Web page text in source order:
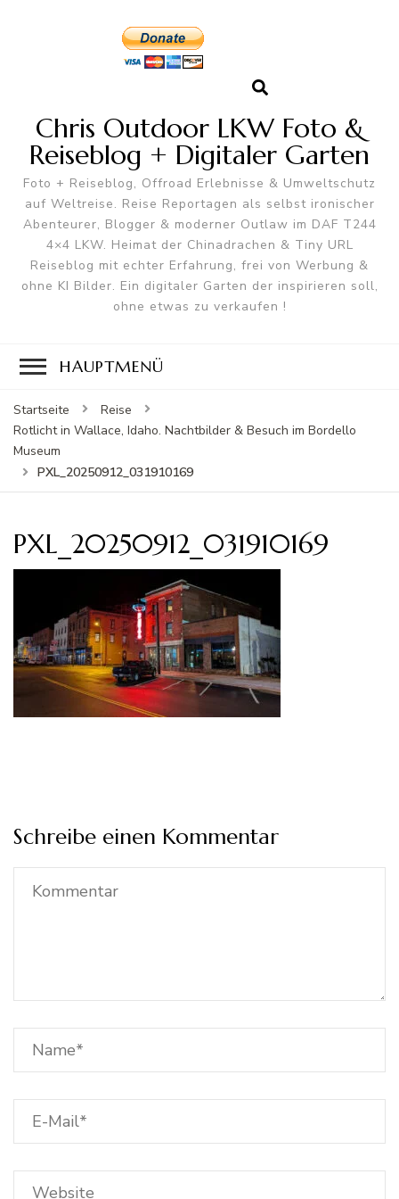
Chris Outdoor LKW Foto &
Reiseblog + Digitaler Garten
Foto + Reiseblog, Offroad Erlebnisse & Umweltschutz
auf Weltreise. Reise Reportagen als selbst ironischer
Abenteurer, Blogger & moderner Outlaw im DAF T244
4×4 LKW. Heimat der Chinadrachen & Tiny URL
Reiseblog mit echter Erfahrung, frei von Werbung &
ohne KI Bilder. Ein digitaler Garten der inspirieren soll,
ohne etwas zu verkaufen !
HAUPTMENÜ
Startseite
Reise
Rotlicht in Wallace, Idaho. Nachtbilder & Besuch im Bordello
Museum
PXL_20250912_031910169
PXL_20250912_031910169
Schreibe einen Kommentar